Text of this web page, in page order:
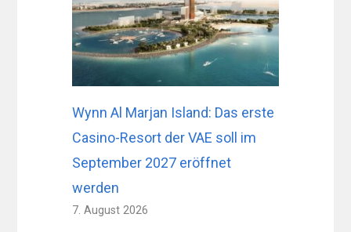
Wynn Al Marjan Island: Das erste
Casino-Resort der VAE soll im
September 2027 eröffnet
werden
7. August 2026